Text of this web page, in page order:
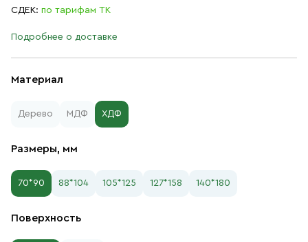
Материал
Дерево МДФ ХДФ
Размеры, мм
70*90 88*104 105*125 127*158 140*180
Поверхность
СДЕК: по тарифам ТК
Подробнее о доставке